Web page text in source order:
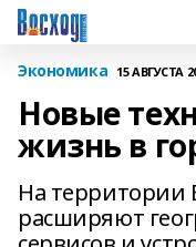
Экономика 15 АВГУСТА
Новые
жизнь в
На территории
расширяют